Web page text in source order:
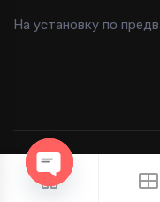
На установку по
2013-2025 B-